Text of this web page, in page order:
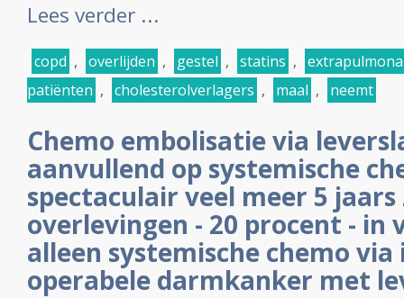
Lees verder ...
copd , overlijden , gestel , statins ,
patiënten , cholesterolverlagers , maal , neemt
Chemo embolisatie via
aanvullend op systemische
spectaculair veel meer 5
overlevingen - 20 procent - in
alleen systemische chemo
operabele darmkanker met